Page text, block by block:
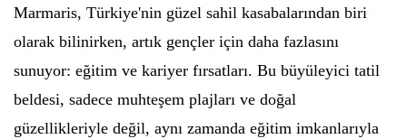
Marmaris, Türkiye'nin güzel sahil kasabalarından biri
olarak bilinirken, artık gençler için daha fazlasını
sunuyor: eğitim ve kariyer fırsatları. Bu büyüleyici tatil
beldesi, sadece muhteşem plajları ve doğal
güzellikleriyle değil, aynı zamanda eğitim imkanlarıyla